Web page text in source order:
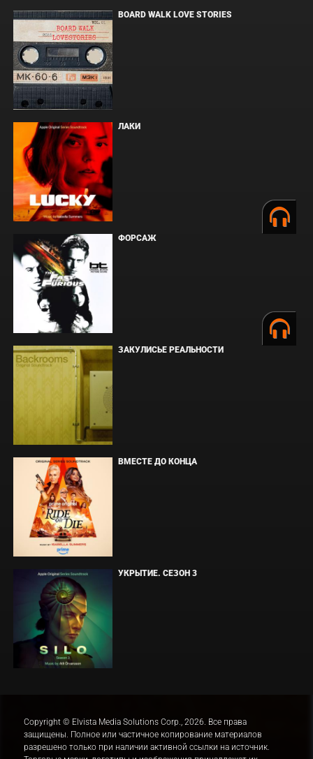
BOARD WALK LOVE STORIES
ЛАКИ
ФОРСАЖ
ЗАКУЛИСЬЕ РЕАЛЬНОСТИ
ВМЕСТЕ ДО КОНЦА
УКРЫТИЕ. СЕЗОН 3
Copyright © Elvista Media Solutions Corp., 2026. Все права
защищены. Полное или частичное копирование материалов
разрешено только при наличии активной ссылки на источник.